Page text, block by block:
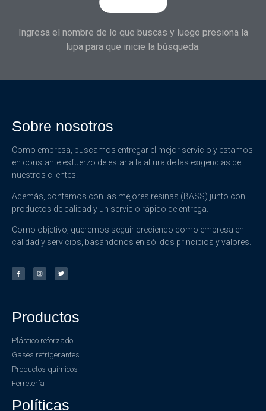
Ingresa el nombre de lo que buscas y luego presiona la
lupa para que inicie la búsqueda.
Sobre nosotros
Como empresa, buscamos entregar el mejor servicio y estamos
en constante esfuerzo de estar a la altura de las exigencias de
nuestros clientes.
Además, contamos con las mejores resinas (BASS) junto con
productos de calidad y un servicio rápido de entrega.
Como objetivo, queremos seguir creciendo como empresa en
calidad y servicios, basándonos en sólidos principios y valores.
Productos
Plástico reforzado
Gases refrigerantes
Productos químicos
Ferretería
Políticas